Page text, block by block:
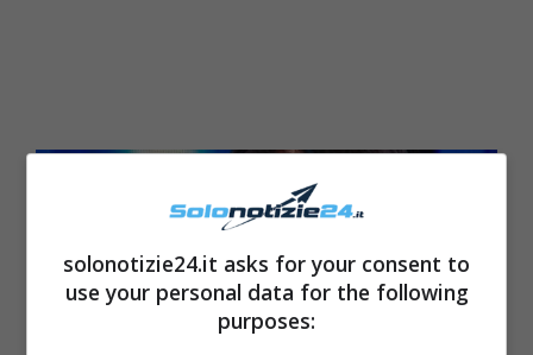
solonotizie24.it asks for your consent to
use your personal data for the following
purposes: